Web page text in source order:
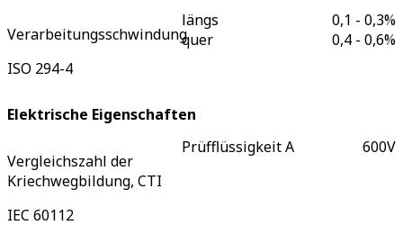
Verarbeitungsschwindung
ISO 294-4
längs
quer
0,1 - 0,3%
0,4 - 0,6%
Elektrische Eigenschaften
Vergleichszahl der
Kriechwegbildung, CTI
IEC 60112
Prüfflüssigkeit A 600V